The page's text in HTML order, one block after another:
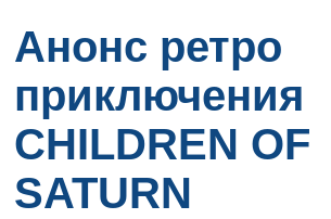
Анонс ретро
приключения
CHILDREN OF
SATURN